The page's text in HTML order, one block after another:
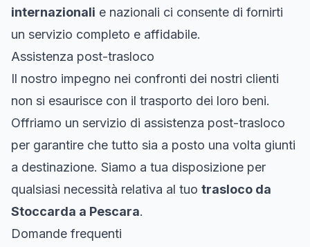
internazionali e nazionali ci consente di fornirti
un servizio completo e affidabile.
Assistenza post-trasloco
Il nostro impegno nei confronti dei nostri clienti
non si esaurisce con il trasporto dei loro beni.
Offriamo un servizio di assistenza post-trasloco
per garantire che tutto sia a posto una volta giunti
a destinazione. Siamo a tua disposizione per
qualsiasi necessità relativa al tuo trasloco da
Stoccarda a Pescara.
Domande frequenti